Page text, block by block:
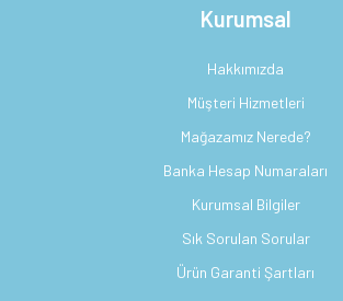
Kurumsal
Hakkımızda
Müşteri Hizmetleri
Mağazamız Nerede?
Banka Hesap Numaraları
Kurumsal Bilgiler
Sık Sorulan Sorular
Ürün Garanti Şartları